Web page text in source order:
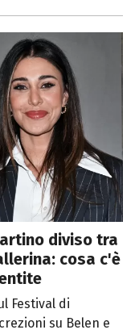
diviso tra
cosa c'è
Festival di
su Belen e